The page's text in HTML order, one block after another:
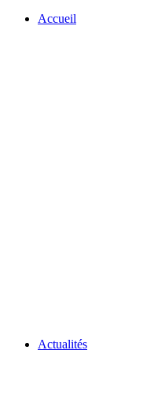
Accueil
Actualités